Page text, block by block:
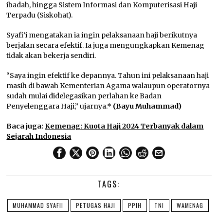
ibadah, hingga Sistem Informasi dan Komputerisasi Haji
Terpadu (Siskohat).
Syafi’i mengatakan ia ingin pelaksanaan haji berikutnya
berjalan secara efektif. Ia juga mengungkapkan Kemenag
tidak akan bekerja sendiri.
“Saya ingin efektif ke depannya. Tahun ini pelaksanaan haji
masih di bawah Kementerian Agama walaupun operatornya
sudah mulai didelegasikan perlahan ke Badan
Penyelenggara Haji,” ujarnya.* (Bayu Muhammad)
Baca juga:Kemenag: Kuota Haji 2024 Terbanyak dalam
Sejarah Indonesia
TAGS:
MUHAMMAD SYAFII PETUGAS HAJI PPIH TNI WAMENAG